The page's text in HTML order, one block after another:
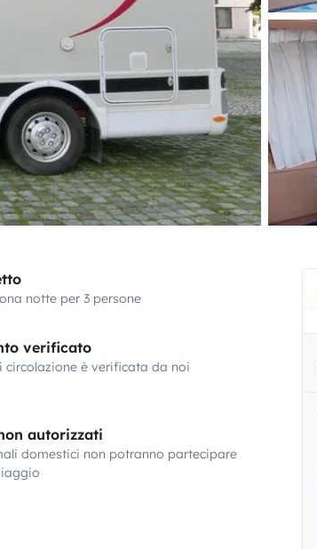
notte per 3 persone
verificato
circolazione è verificata da noi
autorizzati
domestici non potranno partecipare